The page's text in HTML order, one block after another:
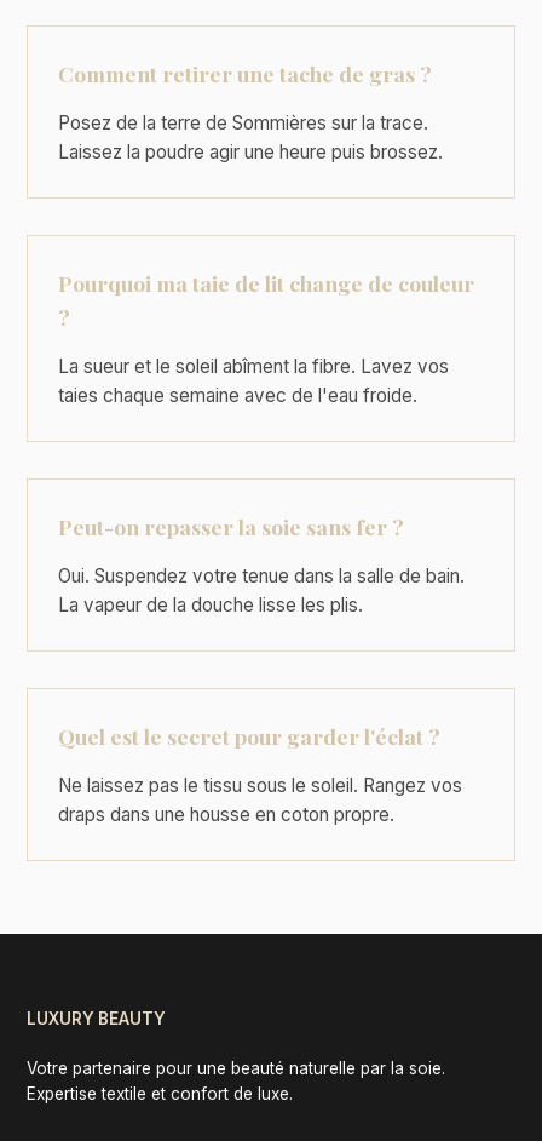
Comment retirer une tache de gras ?
Posez de la terre de Sommières sur la trace.
Laissez la poudre agir une heure puis brossez.
Pourquoi ma taie de lit change de couleur
?
La sueur et le soleil abîment la fibre. Lavez vos
taies chaque semaine avec de l'eau froide.
Peut-on repasser la soie sans fer ?
Oui. Suspendez votre tenue dans la salle de bain.
La vapeur de la douche lisse les plis.
Quel est le secret pour garder l'éclat ?
Ne laissez pas le tissu sous le soleil. Rangez vos
draps dans une housse en coton propre.
LUXURY BEAUTY
Votre partenaire pour une beauté naturelle par la soie.
Expertise textile et confort de luxe.